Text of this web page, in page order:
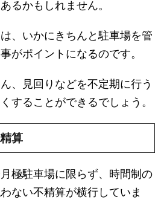
るかもしれません。
、いかにきちんと駐車場を管
がポイントになるのです。
、見回りなどを不定期に行う
することができるでしょう。
算
極駐車場に限らず、時間制の
ない不精算が横行していま